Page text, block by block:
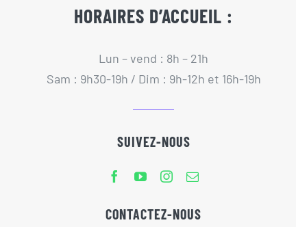
HORAIRES D’ACCUEIL :
Lun – vend : 8h – 21h
Sam : 9h30-19h / Dim : 9h-12h et 16h-19h
SUIVEZ-NOUS
CONTACTEZ-NOUS